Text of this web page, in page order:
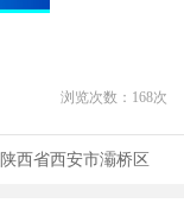
浏览次数： 168次
陕西省西安市灞桥区